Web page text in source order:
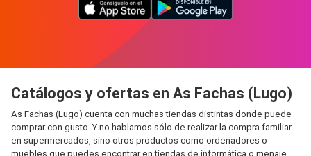
Catálogos y ofertas en As Fachas (Lugo)
As Fachas (Lugo) cuenta con muchas tiendas distintas donde puede
comprar con gusto. Y no hablamos sólo de realizar la compra familiar
en supermercados, sino otros productos como ordenadores o
muebles que puedes encontrar en tiendas de informática o menaje